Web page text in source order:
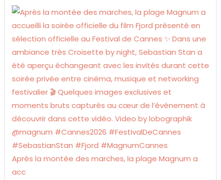
Après la montée des marches, la plage Magnum a
acc